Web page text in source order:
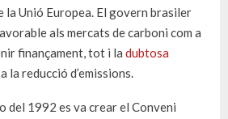
la Unió Europea. El govern brasiler
als mercats de carboni com a
finançament, tot i la dubtosa
la reducció d’emissions.
del 1992 es va crear el Conveni